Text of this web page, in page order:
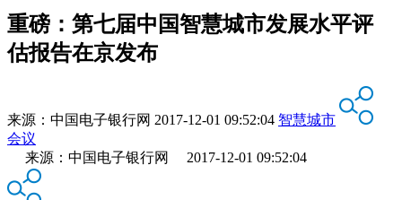
重磅：第七届中国智慧城市发展水平评
估报告在京发布
来源： 中国电子银行网 2017-12-01 09:52:04 智慧城市
会议
来源：中国电子银行网 2017-12-01 09:52:04